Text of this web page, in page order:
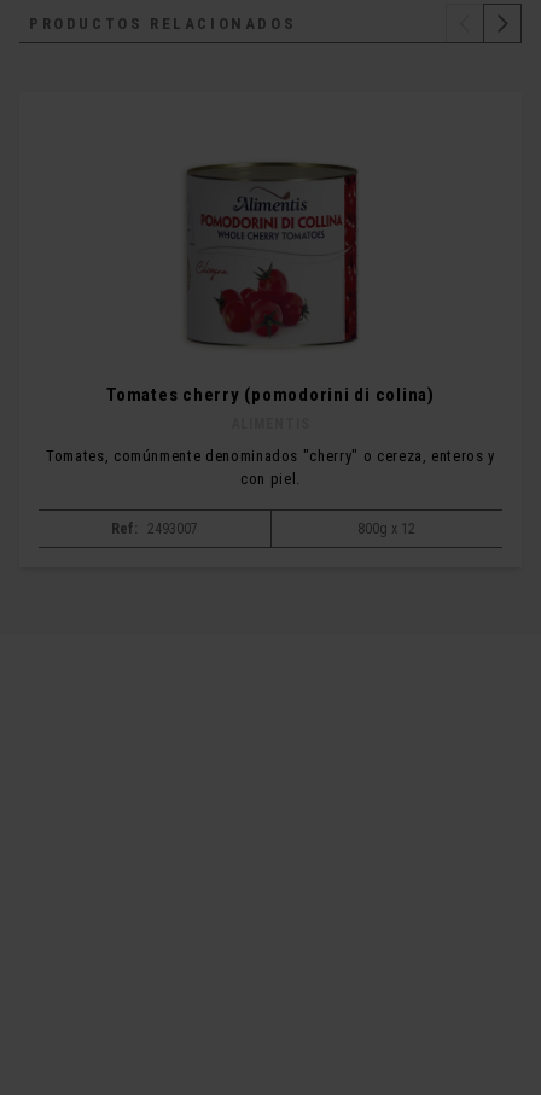
PRODUCTOS RELACIONADOS
Tomates cherry (pomodorini di colina)
Tomates, comúnmente denominados "cherry" o cereza, enteros y
con piel.
Ref: 2493007 800g x 12